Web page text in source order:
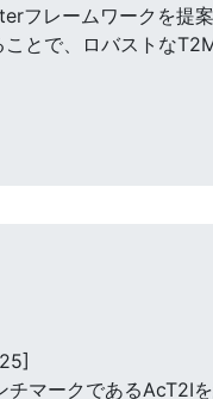
フレームワークを提
とで、ロバストな
マークであるAcT2Iを